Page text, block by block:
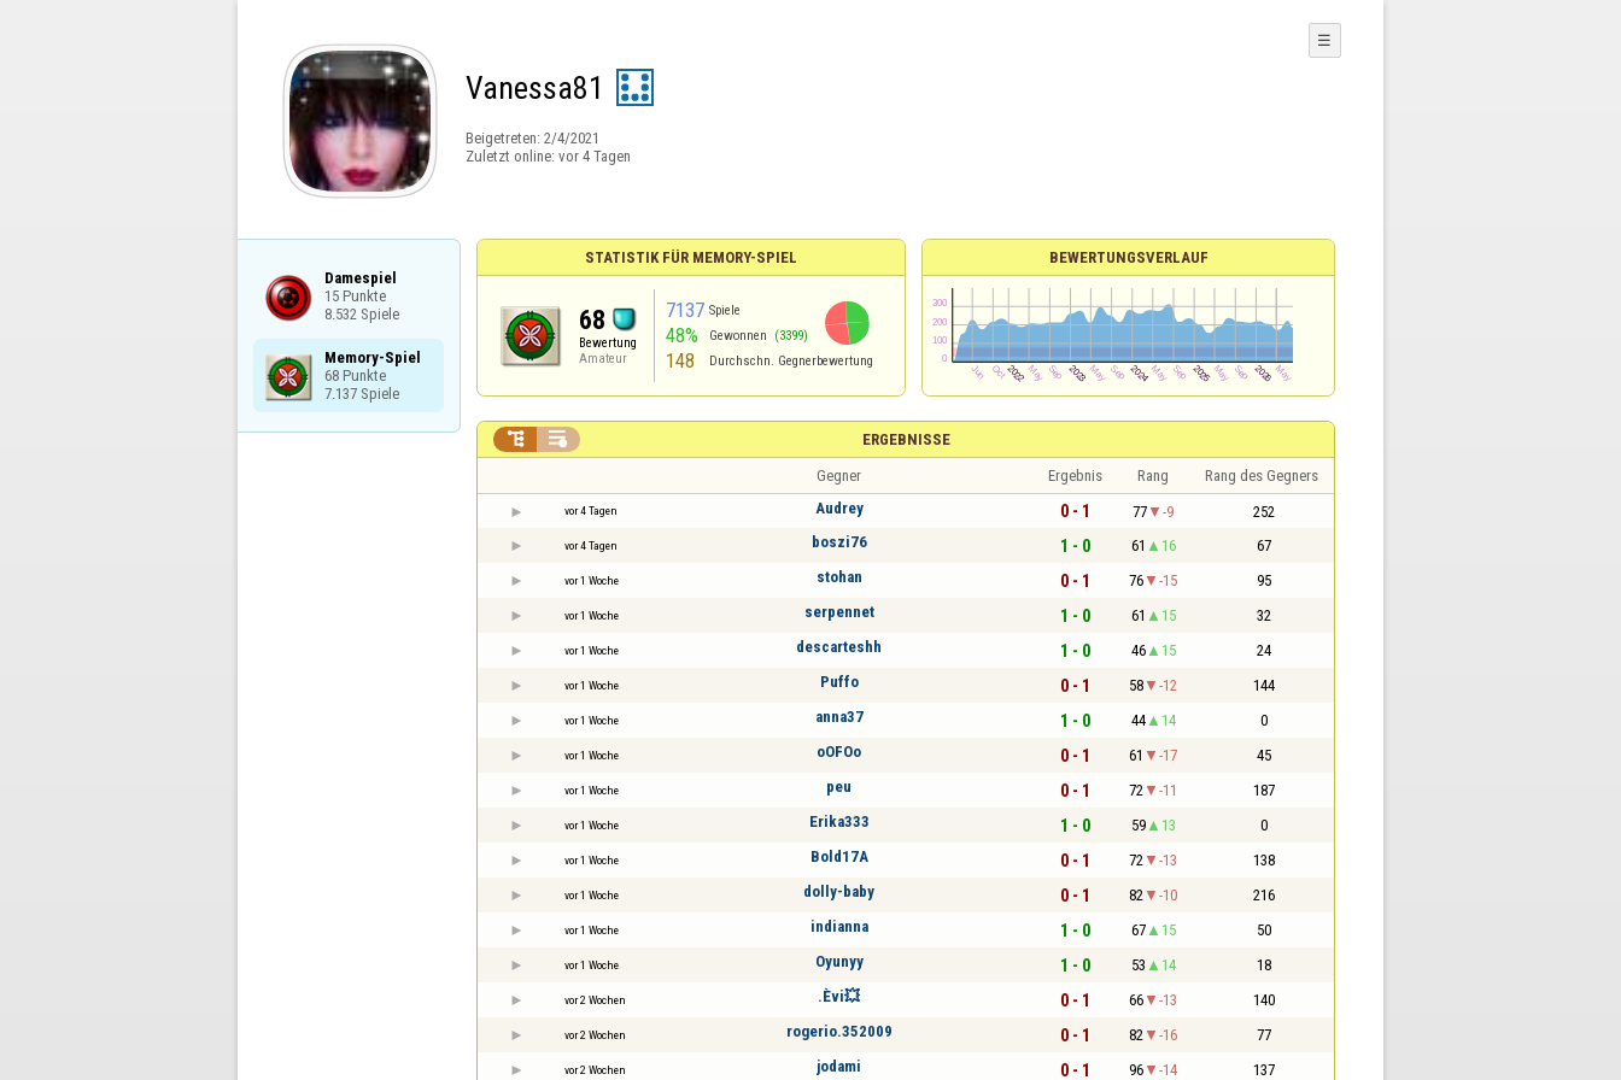
Vanessa81
Beigetreten: 2/4/2021
Zuletzt online: vor 4 Tagen
☰
Damespiel
15 Punkte
8.532 Spiele
Memory-Spiel
68 Punkte
7.137 Spiele
STATISTIK FÜR MEMORY-SPIEL
68
Bewertung
Amateur
7137 Spiele
48% Gewonnen (3399)
148 Durchschn. Gegnerbewertung
BEWERTUNGSVERLAUF
ERGEBNISSE
 
Gegner Ergebnis Rang Rang des Gegners
vor 4 Tagen Audrey 0 - 1 77 -9 252
vor 4 Tagen boszi76 1 - 0 61 16 67
vor 1 Woche stohan 0 - 1 76 -15 95
vor 1 Woche serpennet 1 - 0 61 15 32
vor 1 Woche descarteshh 1 - 0 46 15 24
vor 1 Woche Puffo 0 - 1 58 -12 144
vor 1 Woche anna37 1 - 0 44 14 0
vor 1 Woche oOFOo 0 - 1 61 -17 45
vor 1 Woche peu 0 - 1 72 -11 187
vor 1 Woche Erika333 1 - 0 59 13 0
vor 1 Woche Bold17A 0 - 1 72 -13 138
vor 1 Woche dolly-baby 0 - 1 82 -10 216
vor 1 Woche indianna 1 - 0 67 15 50
vor 1 Woche Oyunyy 1 - 0 53 14 18
vor 2 Wochen .Èvi💥 0 - 1 66 -13 140
vor 2 Wochen rogerio.352009 0 - 1 82 -16 77
vor 2 Wochen jodami 0 - 1 96 -14 137